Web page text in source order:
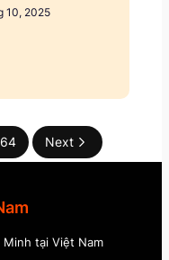
10, 2025
Next
tại Việt Nam